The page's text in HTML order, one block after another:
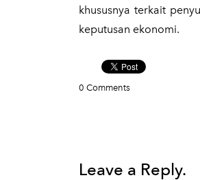
khususnya terkait
keputusan ekonomi.
0 Comments
Leave a Reply.